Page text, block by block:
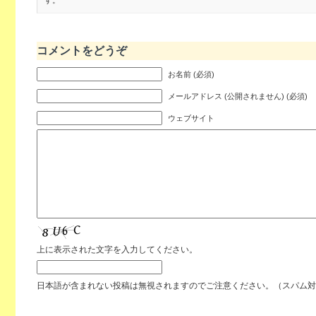
コメントをどうぞ
お名前 (必須)
メールアドレス (公開されません) (必須)
ウェブサイト
上に表示された文字を入力してください。
日本語が含まれない投稿は無視されますのでご注意ください。（スパム